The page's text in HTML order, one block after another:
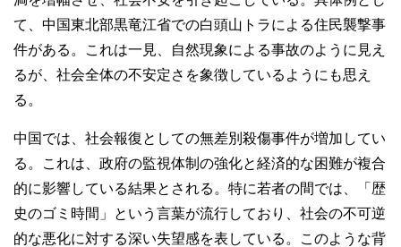
て、中国東北部黒竜江省での白頭山トラによる住民襲撃事
件がある。これは一見、自然現象による事故のように見え
るが、社会全体の不安定さを象徴しているようにも思え
る。
中国では、社会報復としての無差別殺傷事件が増加してい
る。これは、政府の監視体制の強化と経済的な困難が複合
的に影響している結果とされる。特に若者の間では、「歴
史のゴミ時間」という言葉が流行しており、社会の不可逆
的な悪化に対する深い失望感を表している。このような背